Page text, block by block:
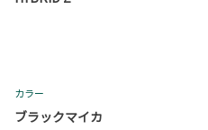
カラー
ブラックマイカ